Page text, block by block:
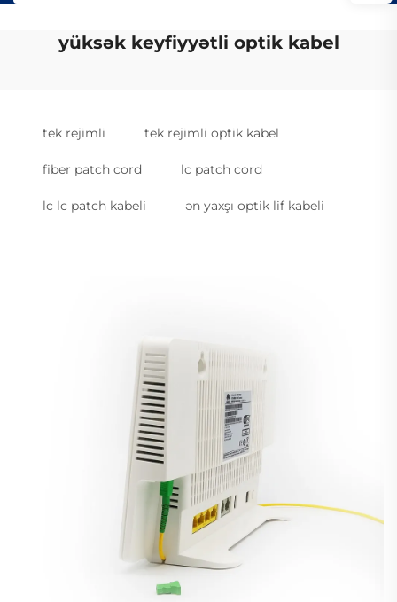
yüksək keyfiyyətli optik kabel
tek rejimli tek rejimli optik kabel
fiber patch cord lc patch cord
lc lc patch kabeli ən yaxşı optik lif kabeli